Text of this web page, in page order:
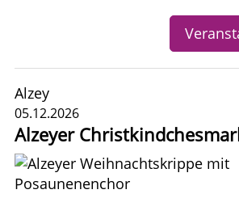
Alzey
05.12.2026
Alzeyer